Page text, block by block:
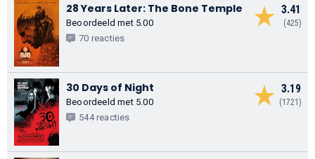
3.41
(425)
28 Years Later: The Bone Temple
Beoordeeld met 5.00
70 reacties
3.19
(1721)
30 Days of Night
Beoordeeld met 5.00
544 reacties